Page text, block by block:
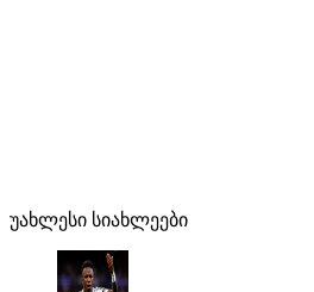
უახლესი სიახლეები